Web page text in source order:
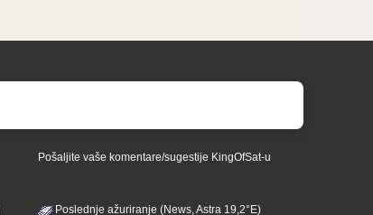
Pošaljite vaše komentare/sugestije KingOfSat-u
Poslednje ažuriranje (News, Astra 19,2°E)